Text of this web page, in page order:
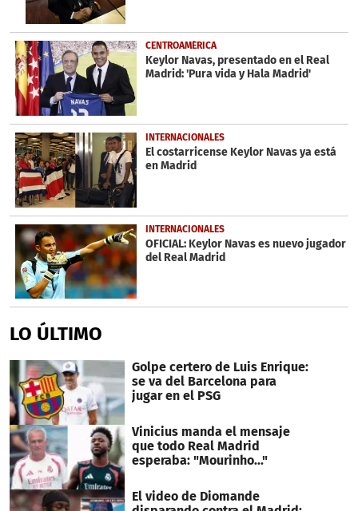
CENTROAMÉRICA
Keylor Navas, presentado en el Real
Madrid: 'Pura vida y Hala Madrid'
INTERNACIONALES
El costarricense Keylor Navas ya está
en Madrid
INTERNACIONALES
OFICIAL: Keylor Navas es nuevo jugador
del Real Madrid
LO ÚLTIMO
Golpe certero de Luis Enrique:
se va del Barcelona para
jugar en el PSG
Vinicius manda el mensaje
que todo Real Madrid
esperaba: "Mourinho..."
El video de Diomande